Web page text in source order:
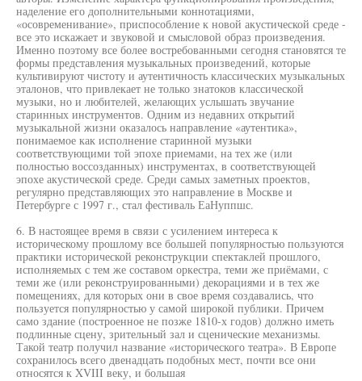
наделение его дополнительными коннотациями,
«осовременивание», приспособление к новой акустической среде -
все это искажает и звуковой и смысловой образ произведения.
Именно поэтому все более востребованными сегодня становятся те
формы представления музыкальных произведений, которые
культивируют чистоту и аутентичность классических музыкальных
эталонов, что привлекает не только знатоков классической
музыки, но и любителей, желающих услышать звучание
старинных инструментов. Одним из недавних открытий
музыкальной жизни оказалось направление «аутентика»,
понимаемое как исполнение старинной музыки
соответствующими той эпохе приемами, на тех же (или
полностью воссозданных) инструментах, в соответствующей
эпохе акустической среде. Среди самых заметных проектов,
регулярно представляющих это направление в Москве и
Петербурге с 1997 г., стал фестиваль ЕаНуппшс.
6. В настоящее время в связи с усилением интереса к
историческому прошлому все большей популярностью пользуются
практики исторической реконструкции спектаклей прошлого,
исполняемых с тем же составом оркестра, теми же приёмами, с
теми же (или реконструированными) декорациями и в тех же
помещениях, для которых они в свое время создавались, что
пользуется популярностью у самой широкой публики. Причем
само здание (построенное не позже 1810-х годов) должно иметь
подлинные сцену, зрительный зал и сценические механизмы.
Такой театр получил название «исторического театра». В Европе
сохранилось всего двенадцать подобных мест, почти все они
относятся к XVIII веку, и большая